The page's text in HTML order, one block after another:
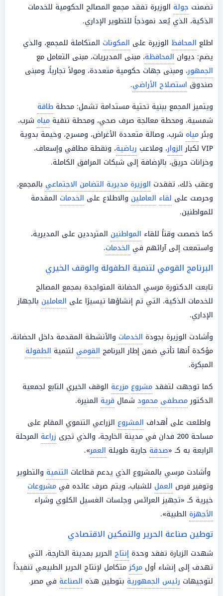
تضمنت جولة الوزيرة تفقد مجمع المصالح الحكومية للخدمات
الذكية، الذي يُعد نموذجاً للتطوير الإداري.
اطلع المحافظ الوزيرة على المكونات المتكاملة للمجمع، والذي
يضم: ديوان المحافظة، مبنى المديريات، مبنى التعامل مع
الجمهور، ومبنى جهات حكومية متعددة، ومولاً تجارياً، ومبنى
صندوق استصلاح الأراضي.
ويتميز المجمع ببنية تحتية مستدامة تشمل: محطة طاقة
شمسية، ومحطة معالجة صرف صحي، ومحطة تنقية مياه شرب،
وبئرمياه شرب، وصالة متعددة الأغراض، ومسرح، وخيمة بدوية
VIP لكبار
الزوار، وملاعب رياضية، ونقطة مطافي وإسعاف،
وخزانات حريق، بالإضافة إلى شبكات المرافق الكاملة.
وعقب ذلك، تفقدت الوزيرة مديرية التضامن الاجتماعي بالمجمع،
وحرصت على لقاء العاملين والاطلاع على الخدمات المقدمة
للمواطنين.
كما خصصت وقتاً للقاء المواطنين المترددين على المديرية،
واستمعت إلى آرائهم في الخدمات.
البرنامج القومي لتنمية الطفولة والوقف الخيري
تابعت الدكتورة مرسي الحضانة المتواجدة بمجمع المصالح
للخدمات الذكية، التي تم إنشاؤها تيسيرًا على العاملين بالجهاز
الإداري.
وأشادت الوزيرة بجودة الخدمات والأنشطة المقدمة داخل الحضانة،
مؤكدة أنها تأتي ضمن إطار البرنامج القومي لتنمية الطفولة
المبكرة.
كما توجهت لتفقد مشروع مزرعة الوقف الخيري التابع لجمعية
الدكتورمصطفى محمود شمال قرية المنيرة.
واطلعت على أهداف المشروع الزراعي التنموي المقام على
مساحة 200 فدان في مدينة الخارجة، والذي تجرى
زراعة المرحلة
الرابعة به كـ «صدقة جارية طويلة العمر».
وأشادت مرسي بالمشروع الذي يدعم قطاعات التنمية والتطوير
وتوفير فرص العمل للشباب، ويتم صرف عائده في مشروعات
خيرية كـ «تجهيز العرائس وجلسات الغسيل الكلوي وشراء
الأجهزة الطبية».
توطين صناعة الحرير والتمكين الاقتصادي
شهدت الزيارة تفقد وحدة إنتاج الحرير بمدينة الخارجة، التي
تهدف إلى إنشاء أول مركزمتكامل لإنتاج الحرير الطبيعي تنفيذاً
لتوجيهات رئيس الجمهورية بتوطين هذه الصناعة في مصر.